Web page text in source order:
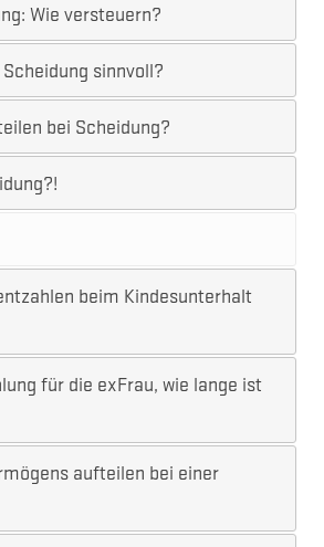
Wie versteuern?
sinnvoll?
bei Scheidung?
beim Kindesunterhalt
für die exFrau, wie lange ist
aufteilen bei einer